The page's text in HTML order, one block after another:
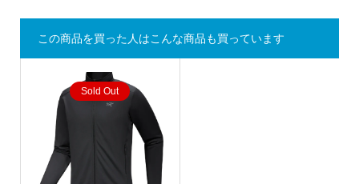
この商品を買った人はこんな商品も買っています
Sold Out